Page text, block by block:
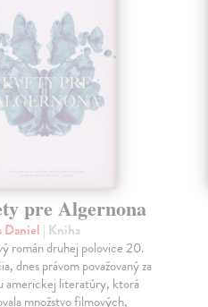
pre Algernona
Daniel | Kniha
román druhej polovice 20.
dnes právom považovaný za
americkej literatúry, ktorá
množstvo filmových,